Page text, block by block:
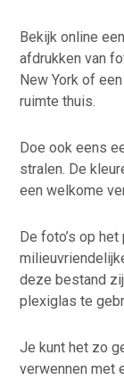
Bekijk online
afdrukken van
New York of
ruimte thuis.
Doe ook eens
stralen. De
een welkome
De foto’s op
deze bestand
plexiglas te
Je kunt het zo
verwennen met